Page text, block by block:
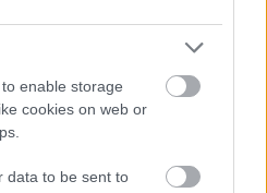
enable storage
cookies on web or
data to be sent to